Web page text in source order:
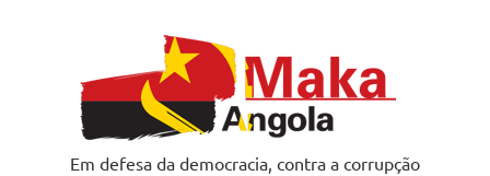
Em defesa da democracia, contra a corrupção